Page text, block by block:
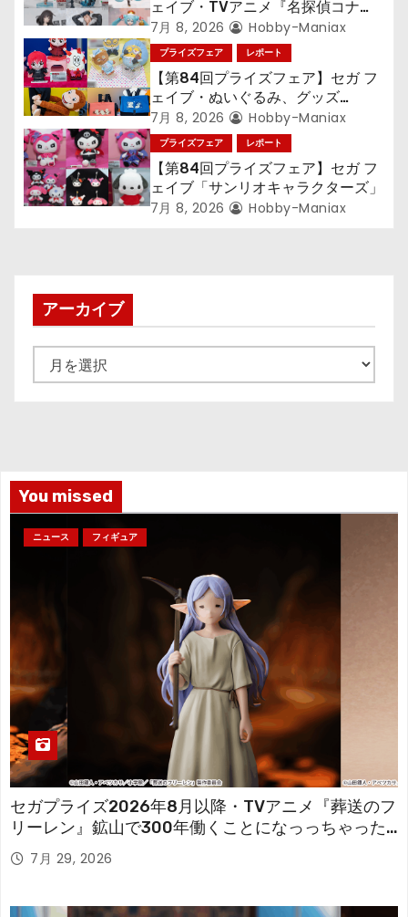
ン
ェイブ・TVアニメ『名探偵コナ
ン』TVアニメ『呪術廻戦』『〈物
語〉シリーズ』「初音ミク」
7月 8, 2026 Hobby-Maniax
プライズフェア レポート
【第84回プライズフェア】セガ フ
ェイブ・ぬいぐるみ、グッズ
『LiSA』『ミニオン』『おさるの
ジョージ』『ポケットモンスター』
7月 8, 2026 Hobby-Maniax
プライズフェア レポート
【第84回プライズフェア】セガ フ
ェイブ「サンリオキャラクターズ」
7月 8, 2026 Hobby-Maniax
アーカイブ
ー
You missed
ニュース フィギュア
セガプライズ2026年8月以降・TVアニメ『葬送のフ
リーレン』鉱山で300年働くことになっっちゃった
「フリーレン」を立体化！
7月 29, 2026